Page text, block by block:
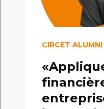
CIRCET ALUMNI